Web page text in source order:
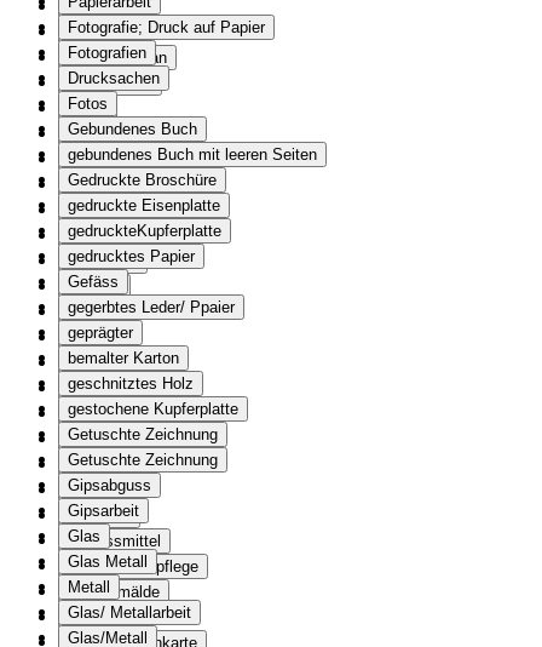
Apparate
Postkarte
Situationsplan
Tagesbefehl
Fotos
Briefe
Freizeitbekleidung
Fries
Gebäckmodel
Gebäude
Einbauten
Decken
Erker
Glocken
Relief
Skulptur
Wappenstein
Tür
Gedenkbild
Trauerbild
Gemälde
Genussmittel
Gesundheitspflege
Glasgemälde
Zeichnung
Glückwunschkarte
Fotografie; Druck auf Papier
Fotografien
Drucksachen
Fotos
Gebundenes Buch
gebundenes Buch mit leeren Seiten
Gedruckte Broschüre
gedruckte Eisenplatte
gedruckteKupferplatte
gedrucktes Papier
Gefäss
gegerbtes Leder/ Ppaier
geprägter
bemalter Karton
geschnitztes Holz
gestochene Kupferplatte
Getuschte Zeichnung
Getuschte Zeichnung
Gipsabguss
Gipsarbeit
Glas
Glas Metall
Metall
Glas/ Metallarbeit
Glas/Metall